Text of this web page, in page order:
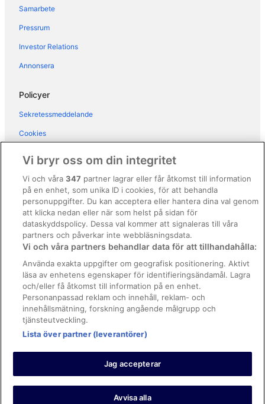
Planta Luxury Boutique Resort
Bali Easy Living Canggu
The Calmtree Bungalows
Aston Canggu Beach Resort
Villa Nestor
Legong Keraton Beach Hotel
Damar Emas Guesthouse
Samarbete
Pressrum
Investor Relations
Annonsera
Policyer
Sekretessmeddelande
Cookies
Regler och villkor för Vrbo
Tillgänglighetsanpassning
Juridisk information/Kontakta oss
Riktlinjer för innehåll och anmäla innehåll
Hjälp
Kontakta oss
Avboka eller ändra din bokning
Boka ett flyg med flygbolagskredit
Återbetalningsprocess och tidslinjer
© 2026 Expedia, Inc., ett företag inom Expedia Group.
https://www.expediagroup.com/ Med ensamrätt. MrJet är ett
varumärke eller registrerat varumärke som tillhör Expedia, Inc.
Vi bryr oss om din integritet
Vi och våra347 partner lagrar eller får åtkomst till information
på en enhet, som unika ID i cookies, för att behandla
personuppgifter. Du kan acceptera eller hantera dina val genom
att klicka nedan eller när som helst på sidan för
dataskyddspolicy. Dessa val kommer att signaleras till våra
partners och påverkar inte webbläsningsdata.
Vi och våra partners behandlar data för att tillhandahålla:
Använda exakta uppgifter om geografisk positionering. Aktivt
läsa av enhetens egenskaper för identifieringsändamål. Lagra
och/eller få åtkomst till information på en enhet.
Personanpassad reklam och innehåll, reklam- och
innehållsmätning, forskning angående målgrupp och
tjänsteutveckling.
Lista över partner (leverantörer)
Jag accepterar
Avvisa alla